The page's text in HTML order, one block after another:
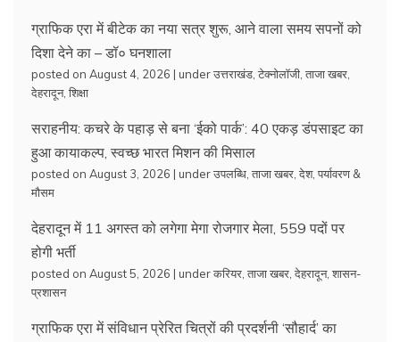
ग्राफिक एरा में बीटेक का नया सत्र शुरू, आने वाला समय सपनों को
दिशा देने का – डॉ० घनशाला
posted on August 4, 2026 | underउत्तराखंड टेक्नोलॉजी ताजा खबर
देहरादून, शिक्षा
सराहनीय: कचरे के पहाड़ से बना ‘ईको पार्क’: 40 एकड़ डंपसाइट का
हुआ कायाकल्प, स्वच्छ भारत मिशन की मिसाल
posted on August 3, 2026 | underउपलब्धि ताजा खबर देश, पर्यावरण &
मौसम
देहरादून में 11 अगस्त को लगेगा मेगा रोजगार मेला, 559 पदों पर
होगी भर्ती
posted on August 5, 2026 | underकरियर ताजा खबर देहरादून, शासन-
प्रशासन
ग्राफिक एरा में संविधान प्रेरित चित्रों की प्रदर्शनी ‘सौहार्द’ का